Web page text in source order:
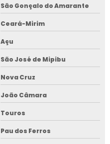
São Gonçalo do Amarante
Ceará-Mirim
Açu
São José de Mipibu
Nova Cruz
João Câmara
Touros
Pau dos Ferros